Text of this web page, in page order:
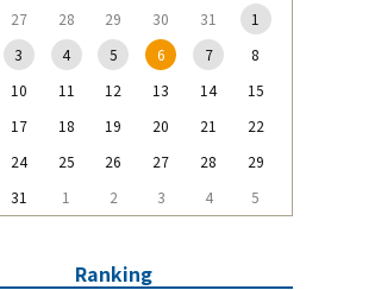
27 28 29 30 31
1
3 4 5 6 7
8
10 11 12 13 14
15
17 18 19 20 21
22
24 25 26 27 28
29
31 1 2 3 4 5
Ranking